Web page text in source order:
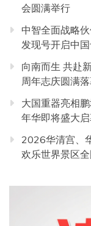
会圆满举行
中智全面战略
发现号开启中
向南而生 共赴
周年志庆圆满
大国重器亮相
年华即将盛大
2026华清宫、
欢乐世界景区